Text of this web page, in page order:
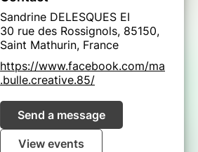
Sandrine DELESQUES EI
30 rue des Rossignols, 85150,
Saint Mathurin, France
https://www.facebook.com/ma
.bulle.creative.85/
Send a message
View events